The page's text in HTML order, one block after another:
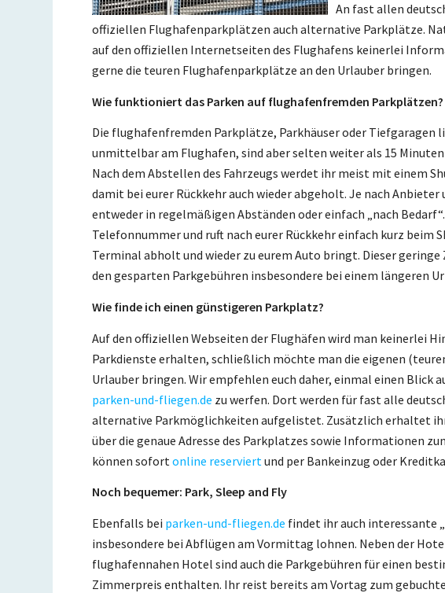
An fast allen
offiziellen Flughafenparkplätzen auch alternative Parkplätze.
auf den offiziellen Internetseiten des Flughafens keinerlei
gerne die teuren Flughafenparkplätze an den Urlauber bringen.
Wie funktioniert das Parken auf flughafenfremden Parkplätzen?
Die flughafenfremden Parkplätze, Parkhäuser oder Tiefgaragen
unmittelbar am Flughafen, sind aber selten weiter als 15
Nach dem Abstellen des Fahrzeugs werdet ihr meist mit einem
damit bei eurer Rückkehr auch wieder abgeholt. Je nach
entweder in regelmäßigen Abständen oder einfach „nach
Telefonnummer und ruft nach eurer Rückkehr einfach kurz beim
Terminal abholt und wieder zu eurem Auto bringt. Dieser
den gesparten Parkgebühren insbesondere bei einem längeren
Wie finde ich einen günstigeren Parkplatz?
Auf den offiziellen Webseiten der Flughäfen wird man keinerlei
Parkdienste erhalten, schließlich möchte man die eigenen
Urlauber bringen. Wir empfehlen euch daher, einmal einen Blick
parken-und-fliegen.de zu werfen. Dort werden für fast alle
alternative Parkmöglichkeiten aufgelistet. Zusätzlich erhaltet
über die genaue Adresse des Parkplatzes sowie Informationen
können sofortonline reserviert und per Bankeinzug oder
Noch bequemer: Park, Sleep and Fly
Ebenfalls bei parken-und-fliegen.de findet ihr auch interessante
insbesondere bei Abflügen am Vormittag lohnen. Neben der
flughafennahen Hotel sind auch die Parkgebühren für einen
Zimmerpreis enthalten. Ihr reist bereits am Vortag zum